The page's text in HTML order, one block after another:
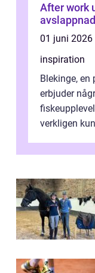
After work
01 juni 2026
inspiration
Blekinge, en
erbjuder
verkligen